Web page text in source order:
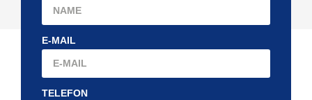
E-MAIL
TELEFON